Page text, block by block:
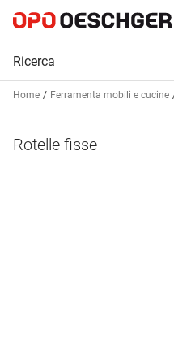
Home Ferramenta mobili e cucine
Rotelle fisse